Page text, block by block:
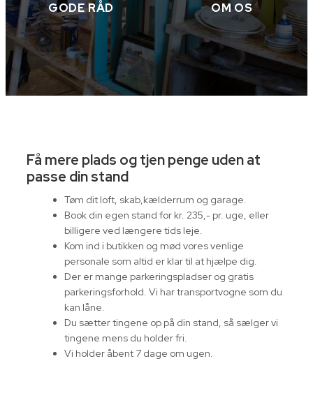
GODE RÅD OM OS
Få mere plads og tjen penge uden at
passe din stand
Tøm dit loft, skab,kælderrum og garage.
Book din egen stand for kr. 235,- pr. uge, eller
billigere ved længere tids leje.
Kom ind i butikken og mød vores venlige
personale som altid er klar til at hjælpe dig.
Der er mange parkeringspladser og gratis
parkeringsforhold. Vi har transportvogne som du
kan låne.
Du sætter tingene op på din stand, så sælger vi
tingene mens du holder fri.
Vi holder åbent 7 dage om ugen.